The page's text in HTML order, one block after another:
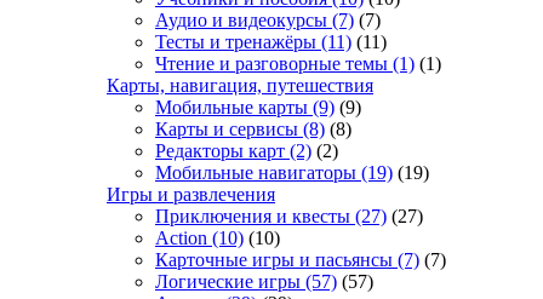
Аудио и видеокурсы (7) (7)
Тесты и тренажёры (11) (11)
Чтение и разговорные темы (1) (1)
Карты, навигация, путешествия
Мобильные карты (9) (9)
Карты и сервисы (8) (8)
Редакторы карт (2) (2)
Мобильные навигаторы (19) (19)
Игры и развлечения
Приключения и квесты (27) (27)
Action (10) (10)
Карточные игры и пасьянсы (7) (7)
Логические игры (57) (57)